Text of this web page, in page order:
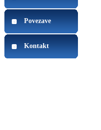
Povezave
Kontakt